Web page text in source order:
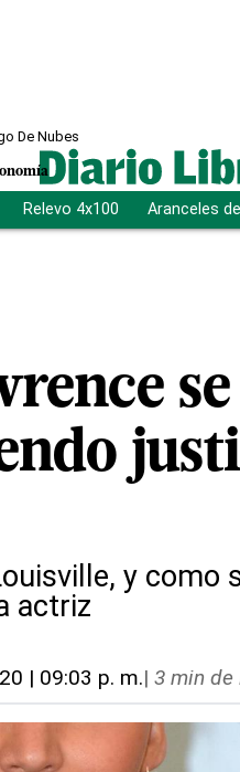
De Nubes
Relevo 4x100 Aranceles
y
actriz
| 09:03 p. m.| 3 min de